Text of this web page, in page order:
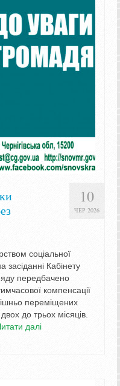
10
ЧЕР 2026
соціальної
засіданні Кабінету
передбачено
компенсації
переміщених
до трьох місяців.
далі